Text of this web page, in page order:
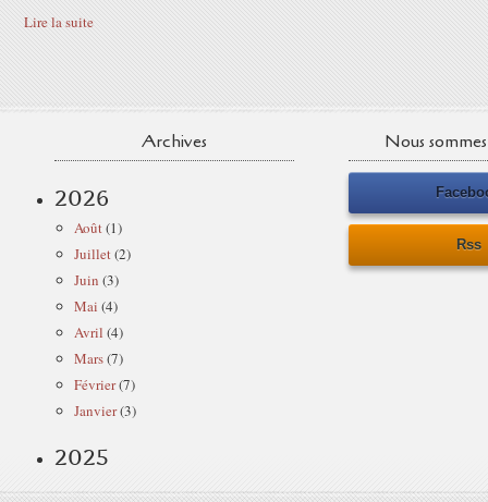
Lire la suite
Archives
2026
Août(1)
Juillet(2)
Juin (3)
Mai (4)
Avril (4)
Mars(7)
Février(7)
Janvier(3)
2025
Nous
Rss